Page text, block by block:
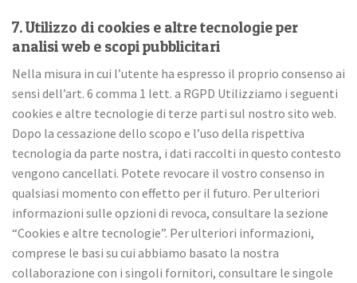
7. Utilizzo di cookies e altre tecnologie per
analisi web e scopi pubblicitari
Nella misura in cui l’utente ha espresso il proprio consenso ai
sensi dell’art. 6 comma 1 lett. a RGPD Utilizziamo i seguenti
cookies e altre tecnologie di terze parti sul nostro sito web.
Dopo la cessazione dello scopo e l’uso della rispettiva
tecnologia da parte nostra, i dati raccolti in questo contesto
vengono cancellati. Potete revocare il vostro consenso in
qualsiasi momento con effetto per il futuro. Per ulteriori
informazioni sulle opzioni di revoca, consultare la sezione
“Cookies e altre tecnologie”. Per ulteriori informazioni,
comprese le basi su cui abbiamo basato la nostra
collaborazione con i singoli fornitori, consultare le singole